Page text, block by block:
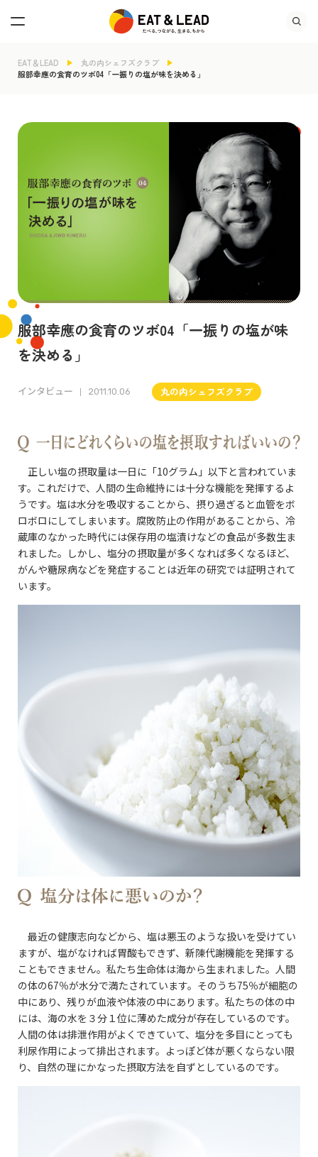
EAT＆LEAD
丸の内シェフズクラブ
服部幸應の食育のツボ04「一振りの塩が味を決める」
服部幸應の食育のツボ04「一振りの塩が味
を決める」
インタビュー 2011.10.06 丸の内シェフズクラブ
正しい塩の摂取量は一日に「10グラム」以下と言われていま
す。これだけで、人間の生命維持には十分な機能を発揮するよ
うです。塩は水分を吸収することから、摂り過ぎると血管をボ
ロボロにしてしまいます。腐敗防止の作用があることから、冷
蔵庫のなかった時代には保存用の塩漬けなどの食品が多数生ま
れました。しかし、塩分の摂取量が多くなれば多くなるほど、
がんや糖尿病などを発症することは近年の研究では証明されて
います。
最近の健康志向などから、塩は悪玉のような扱いを受けてい
ますが、塩がなければ胃酸もできず、新陳代謝機能を発揮する
こともできません。私たち生命体は海から生まれました。人間
の体の67％が水分で満たされています。そのうち75％が細胞の
中にあり、残りが血液や体液の中にあります。私たちの体の中
には、海の水を３分１位に薄めた成分が存在しているのです。
人間の体は排泄作用がよくできていて、塩分を多目にとっても
利尿作用によって排出されます。よっぽど体が悪くならない限
り、自然の理にかなった摂取方法を自ずとしているのです。